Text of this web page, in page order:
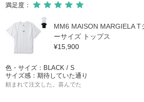
満足度：
MM6 MAISON MARGIELA
ーサイズ トップス
¥15,900
色・サイズ：BLACK / S
サイズ感：期待していた通り
頼まれて注文した。喜んでた